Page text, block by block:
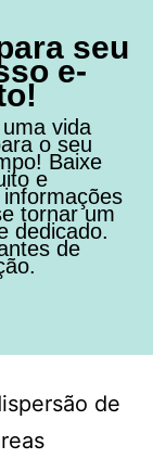
seu
e-
vida
o seu
Baixe
e
tornar um
dedicado.
de
de